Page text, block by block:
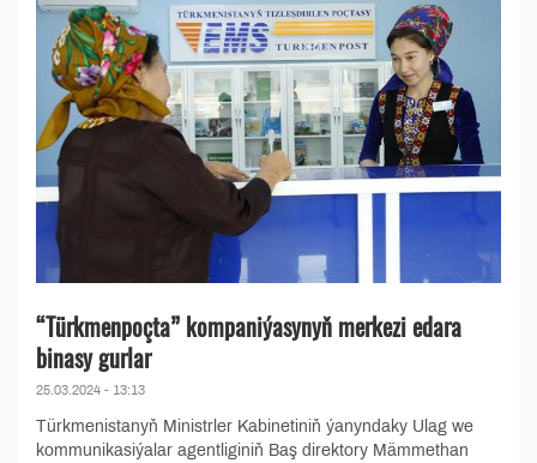
“Türkmenpoçta” kompaniýasynyň merkezi edara
binasy gurlar
25.03.2024 - 13:13
Türkmenistanyň Ministrler Kabinetiniň ýanyndaky Ulag we
kommunikasiýalar agentliginiň Baş direktory Mämmethan